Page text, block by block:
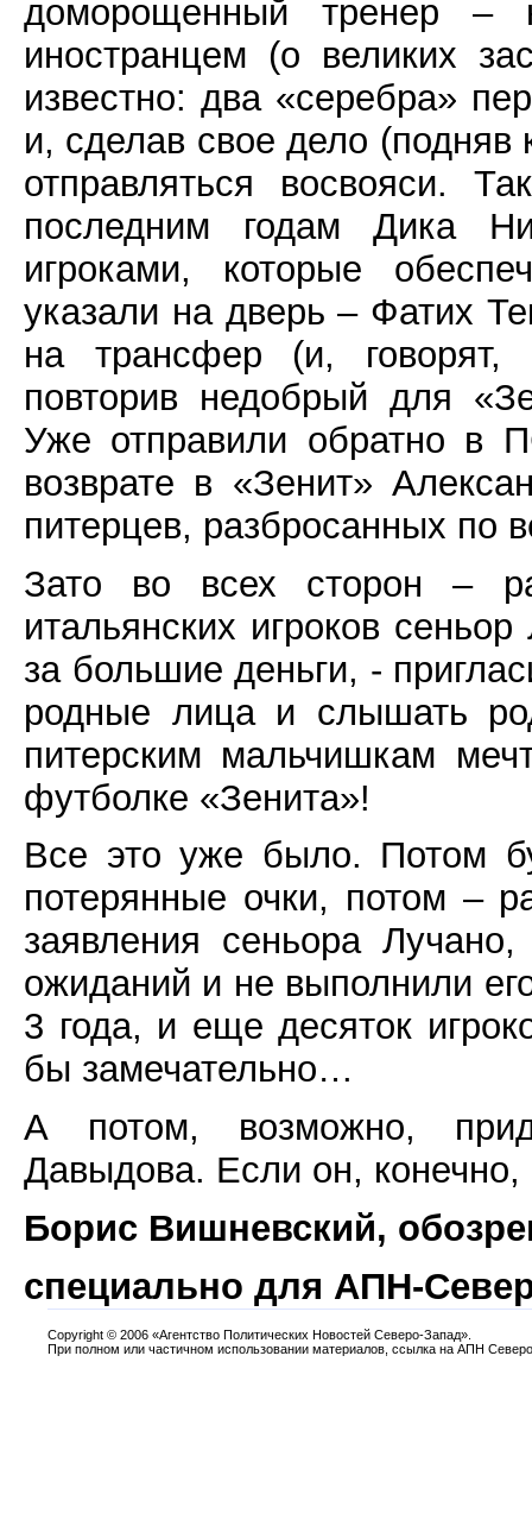
доморощенный тренер –
иностранцем (о великих
известно: два «серебра»
и, сделав свое дело
отправляться восвояси.
последним годам Дика
игроками, которые
указали на дверь – Фатих
на трансфер (и,
повторив недобрый для
Уже отправили обратно
возврате в «Зенит»
питерцев, разбросанных по
Зато во всех сторон –
итальянских игроков
за большие деньги, -
родные лица и слышать
питерским мальчишкам
футболке «Зенита»!
Все это уже было. Потом
потерянные очки, потом –
заявления сеньора
ожиданий и не выполнили
3 года, и еще десяток
бы замечательно…
А потом, возможно,
Давыдова. Если он, конечно,
Борис Вишневский,
специально для АПН-
Copyright © 2006 «Агентство Политических Новостей Северо-Запад».
При полном или частичном использовании материалов, ссылка на АПН